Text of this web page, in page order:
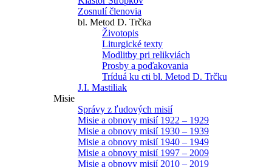
Zosnulí členovia
bl. Metod D. Trčka
Životopis
Liturgické texty
Modlitby pri relikviách
Prosby a poďakovania
Tríduá ku cti bl. Metod D. Trčku
J.I. Mastiliak
Misie
Správy z ľudových misií
Misie a obnovy misií 1922 – 1929
Misie a obnovy misií 1930 – 1939
Misie a obnovy misií 1940 – 1949
Misie a obnovy misií 1997 – 2009
Misie a obnovy misií 2010 – 2019